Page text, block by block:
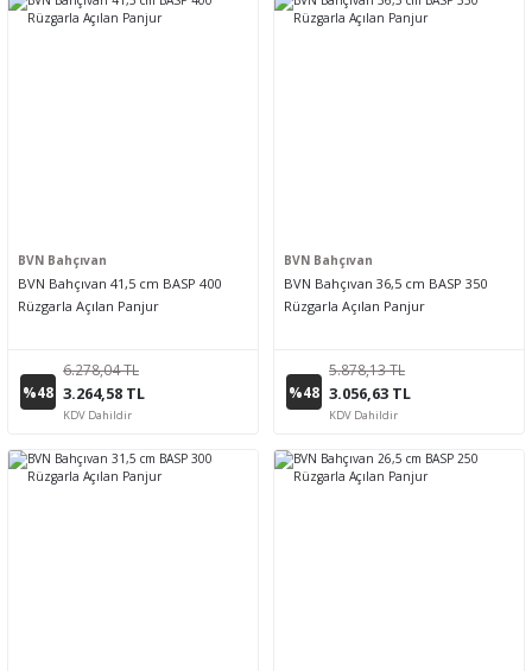
BVN Bahçıvan
BVN Bahçıvan 41,5 cm BASP 400
Rüzgarla Açılan Panjur
%48
6.278,04 TL
3.264,58 TL
KDV Dahildir
BVN Bahçıvan
BVN Bahçıvan 36,5 cm BASP 350
Rüzgarla Açılan Panjur
%48
5.878,13 TL
3.056,63 TL
KDV Dahildir